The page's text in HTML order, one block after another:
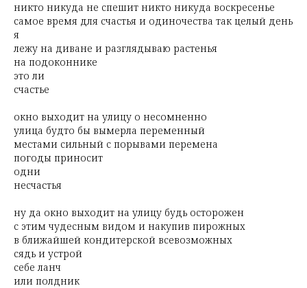
никто никуда не спешит никто никуда воскресенье
самое время для счастья и одиночества так целый день
я
лежу на диване и разглядываю растенья
на подоконнике
это ли
счастье
окно выходит на улицу о несомненно
улица будто бы вымерла переменный
местами сильный с порывами перемена
погоды приносит
одни
несчастья
ну да окно выходит на улицу будь осторожен
с этим чудесным видом и накупив пирожных
в ближайшей кондитерской всевозможных
сядь и устрой
себе ланч
или полдник